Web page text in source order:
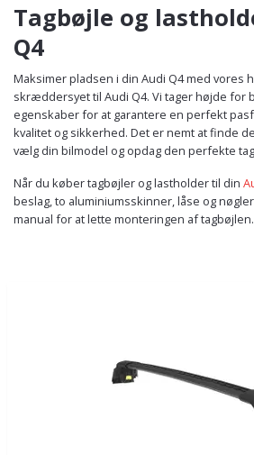
Tagbøjle og
Q4
Maksimer pladsen i din Audi Q4 med vores
skræddersyet til Audi Q4. Vi tager højde for
egenskaber for at garantere en perfekt
kvalitet og sikkerhed. Det er nemt at finde
vælg din bilmodel og opdag den perfekte
Når du køber tagbøjler og lastholder til din
beslag, to aluminiumsskinner, låse og
manual for at lette monteringen af tagbøjlen.